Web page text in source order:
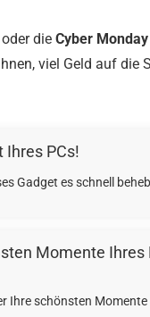
die Cyber
viel Geld auf die
Ihres PCs!
Gadget es schnell
Momente Ihres
Ihre schönsten